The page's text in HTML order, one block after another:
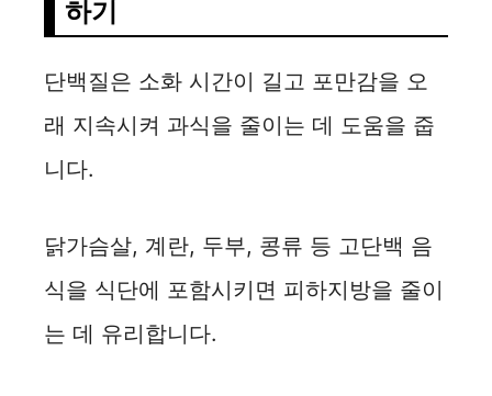
하기
단백질은 소화 시간이 길고 포만감을 오
래 지속시켜 과식을 줄이는 데 도움을 줍
니다.
닭가슴살, 계란, 두부, 콩류 등 고단백 음
식을 식단에 포함시키면 피하지방을 줄이
는 데 유리합니다.